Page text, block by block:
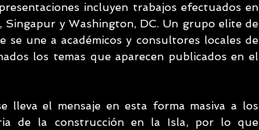
incluyen trabajos efectuados en
Singapur y Washington, DC. Un grupo elite de
se une a académicos y consultores locales de
los temas que aparecen publicados en el
de la construcción en la Isla, por lo que